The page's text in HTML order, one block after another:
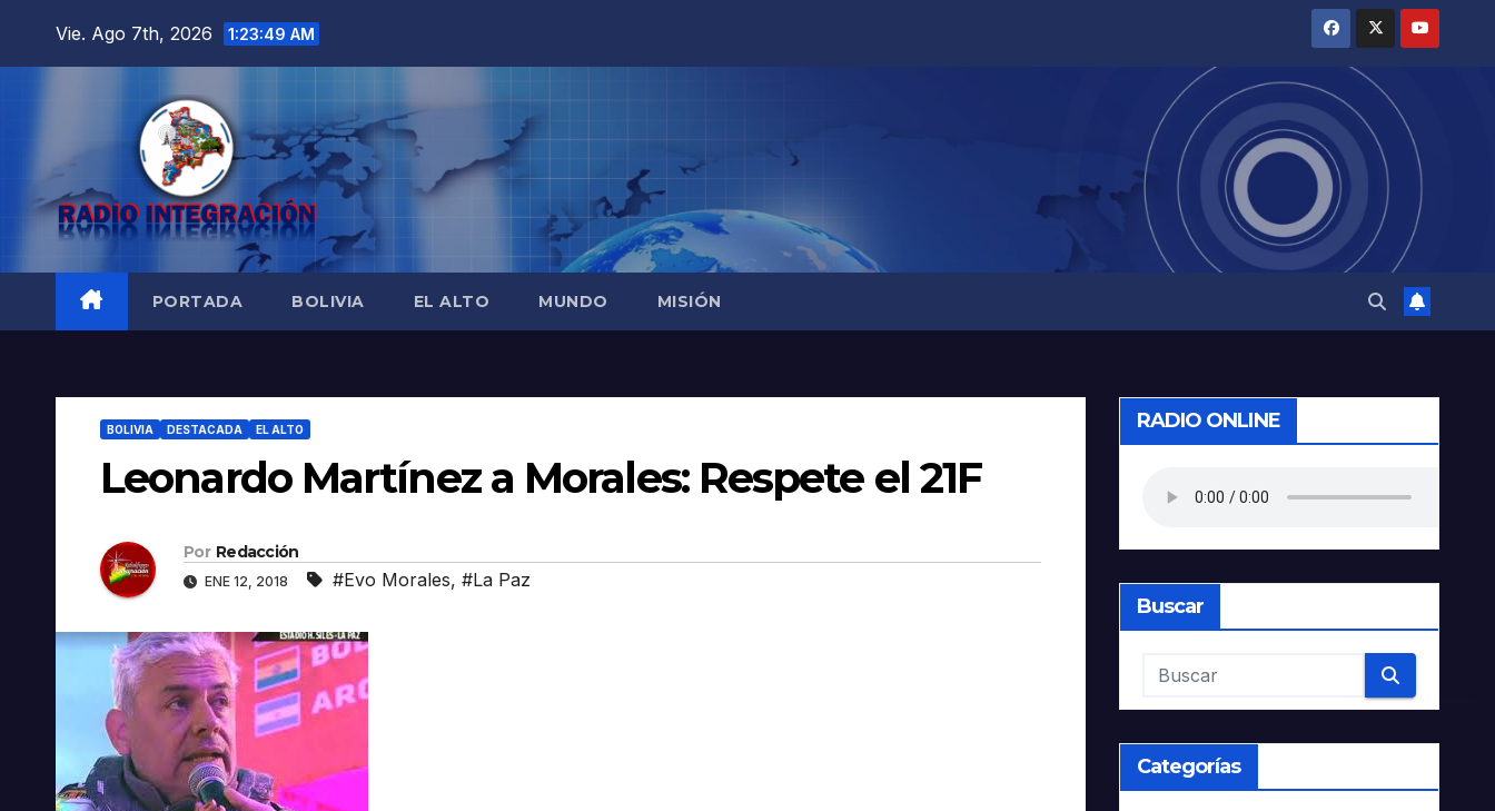
Vie. Ago 7th, 2026 1:23:50 AM
PORTADA BOLIVIA EL ALTO MUNDO MISIÓN
BOLIVIA DESTACADA EL ALTO
Leonardo Martínez a Morales: Respete el 21F
Por Redacción
ENE 12, 2018 #Evo Morales, #La Paz
RADIO ONLINE
Buscar
Categorías